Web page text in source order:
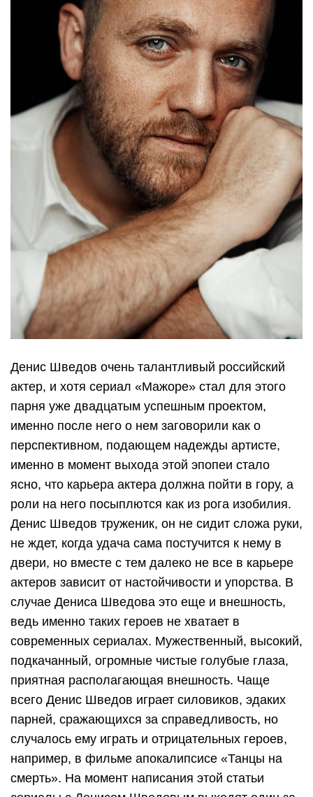
Денис Шведов очень талантливый российский
актер, и хотя сериал «Мажоре» стал для этого
парня уже двадцатым успешным проектом,
именно после него о нем заговорили как о
перспективном, подающем надежды артисте,
именно в момент выхода этой эпопеи стало
ясно, что карьера актера должна пойти в гору, а
роли на него посыплются как из рога изобилия.
Денис Шведов труженик, он не сидит сложа руки,
не ждет, когда удача сама постучится к нему в
двери, но вместе с тем далеко не все в карьере
актеров зависит от настойчивости и упорства. В
случае Дениса Шведова это еще и внешность,
ведь именно таких героев не хватает в
современных сериалах. Мужественный, высокий,
подкачанный, огромные чистые голубые глаза,
приятная располагающая внешность. Чаще
всего Денис Шведов играет силовиков, эдаких
парней, сражающихся за справедливость, но
случалось ему играть и отрицательных героев,
например, в фильме апокалипсисе «Танцы на
смерть». На момент написания этой статьи